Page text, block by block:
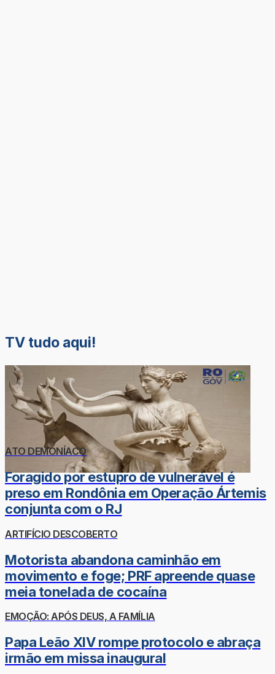
TV tudo aqui!
ATO DEMONÍACO
Foragido por estupro de vulnerável é
preso em Rondônia em Operação Ártemis
conjunta com o RJ
ARTIFÍCIO DESCOBERTO
Motorista abandona caminhão em
movimento e foge; PRF apreende quase
meia tonelada de cocaína
EMOÇÃO: APÓS DEUS, A FAMÍLIA
Papa Leão XIV rompe protocolo e abraça
irmão em missa inaugural